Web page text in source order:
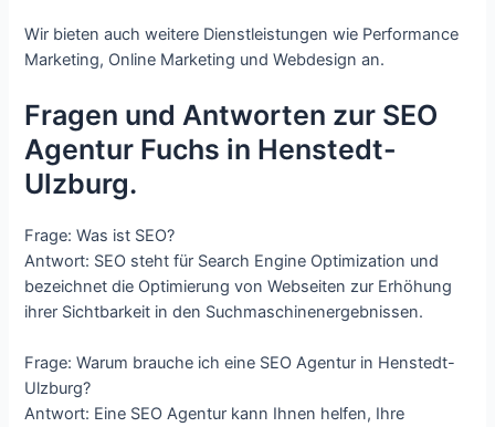
Wir bieten auch weitere Dienstleistungen wie Performance
Marketing, Online Marketing und Webdesign an.
Fragen und Antworten zur SEO
Agentur Fuchs in Henstedt-
Ulzburg.
Frage: Was ist SEO?
Antwort: SEO steht für Search Engine Optimization und
bezeichnet die Optimierung von Webseiten zur Erhöhung
ihrer Sichtbarkeit in den Suchmaschinenergebnissen.
Frage: Warum brauche ich eine SEO Agentur in Henstedt-
Ulzburg?
Antwort: Eine SEO Agentur kann Ihnen helfen, Ihre